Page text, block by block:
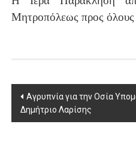
Μητροπόλεως προς όλους
Post
navigation
Αγρυπνία για την Οσία
Δημήτριο Λαρίσης